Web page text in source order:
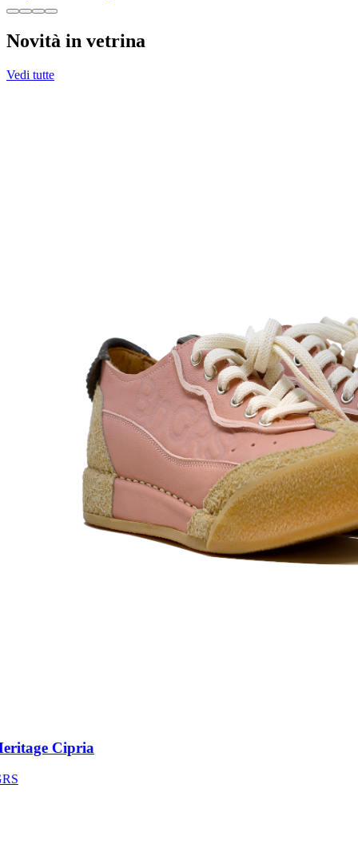
Novità in vetrina
Vedi tutte
Cipria